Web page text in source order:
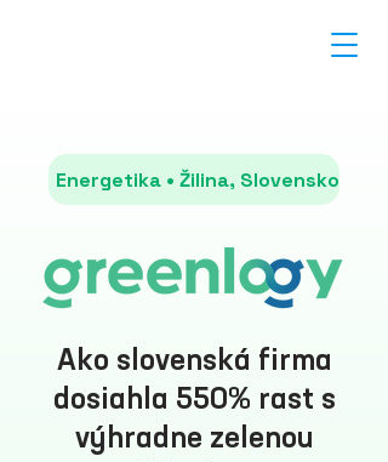
Energetika • Žilina, Slovensko
Ako slovenská firma
dosiahla 550% rast s
výhradne zelenou